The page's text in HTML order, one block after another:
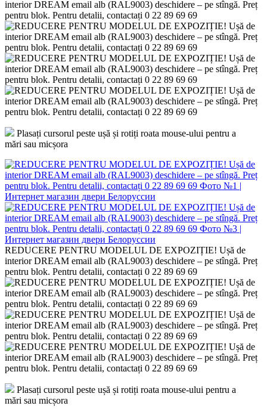
interior DREAM email alb (RAL9003) deschidere – pe stîngă. Preț
pentru blok. Pentru detalii, contactați 0 22 89 69 69
Plasați cursorul peste ușă și rotiți roata mouse-ului pentru a
mări sau micșora
REDUCERE PENTRU MODELUL DE EXPOZIȚIE! Ușă de
interior DREAM email alb (RAL9003) deschidere – pe stîngă. Preț
pentru blok. Pentru detalii, contactați 0 22 89 69 69
Plasați cursorul peste ușă și rotiți roata mouse-ului pentru a
mări sau micșora